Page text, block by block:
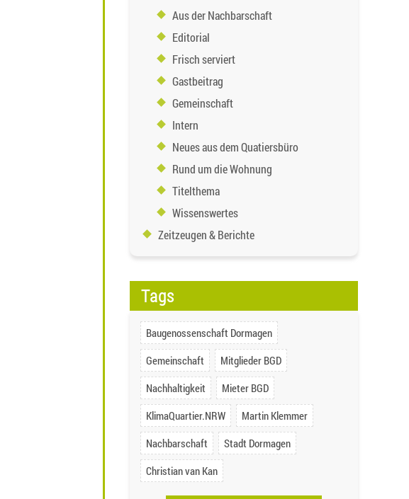
Aus der Nachbarschaft
Editorial
Frisch serviert
Gastbeitrag
Gemeinschaft
Intern
Neues aus dem Quatiersbüro
Rund um die Wohnung
Titelthema
Wissenswertes
Zeitzeugen & Berichte
Tags
Baugenossenschaft Dormagen
Gemeinschaft
Mitglieder BGD
Nachhaltigkeit
Mieter BGD
KlimaQuartier.NRW
Martin Klemmer
Nachbarschaft
Stadt Dormagen
Christian van Kan